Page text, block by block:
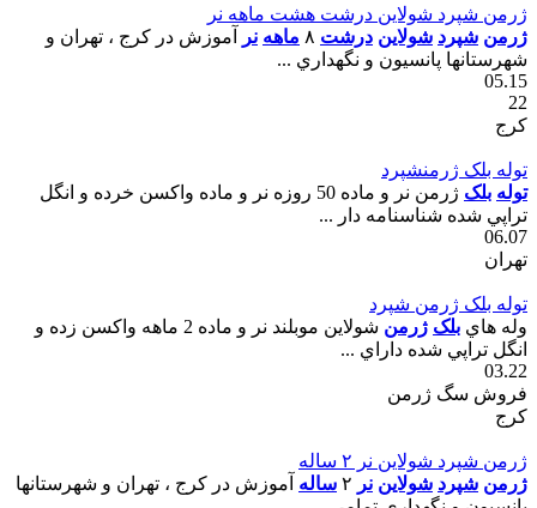
ژرمن شپرد شولاين درشت هشت ماهه نر
ژرمن شپرد شولاين درشت ماهه نر
آموزش در کرج ، تهران و
شهرستانها پانسيون و نگهداري ...
05.15
22
کرج
توله بلک ژرمنشپرد
توله بلک
ژرمن نر و ماده 50 روزه نر و ماده واکسن خرده و انگل
تراپي شده شناسنامه دار ...
06.07
تهران
توله بلک ژرمن شپرد
وله هاي بلک ژرمن
شولاين موبلند نر و ماده 2 ماهه واکسن زده و
انگل تراپي شده داراي ...
03.22
فروش سگ ژرمن
کرج
ژرمن شپرد شولاين نر ٢ ساله
ژرمن شپرد شولاين نر ساله آموزش در کرج ، تهران و شهرستانها